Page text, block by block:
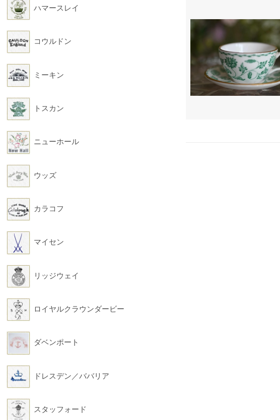
ハマースレイ
コウルドン
ミーキン
トスカン
ニューホール
ウッズ
カラコフ
マイセン
リッジウェイ
ロイヤルクラウンダービー
ダベンポート
ドレスデン／ババリア
スタッフォード